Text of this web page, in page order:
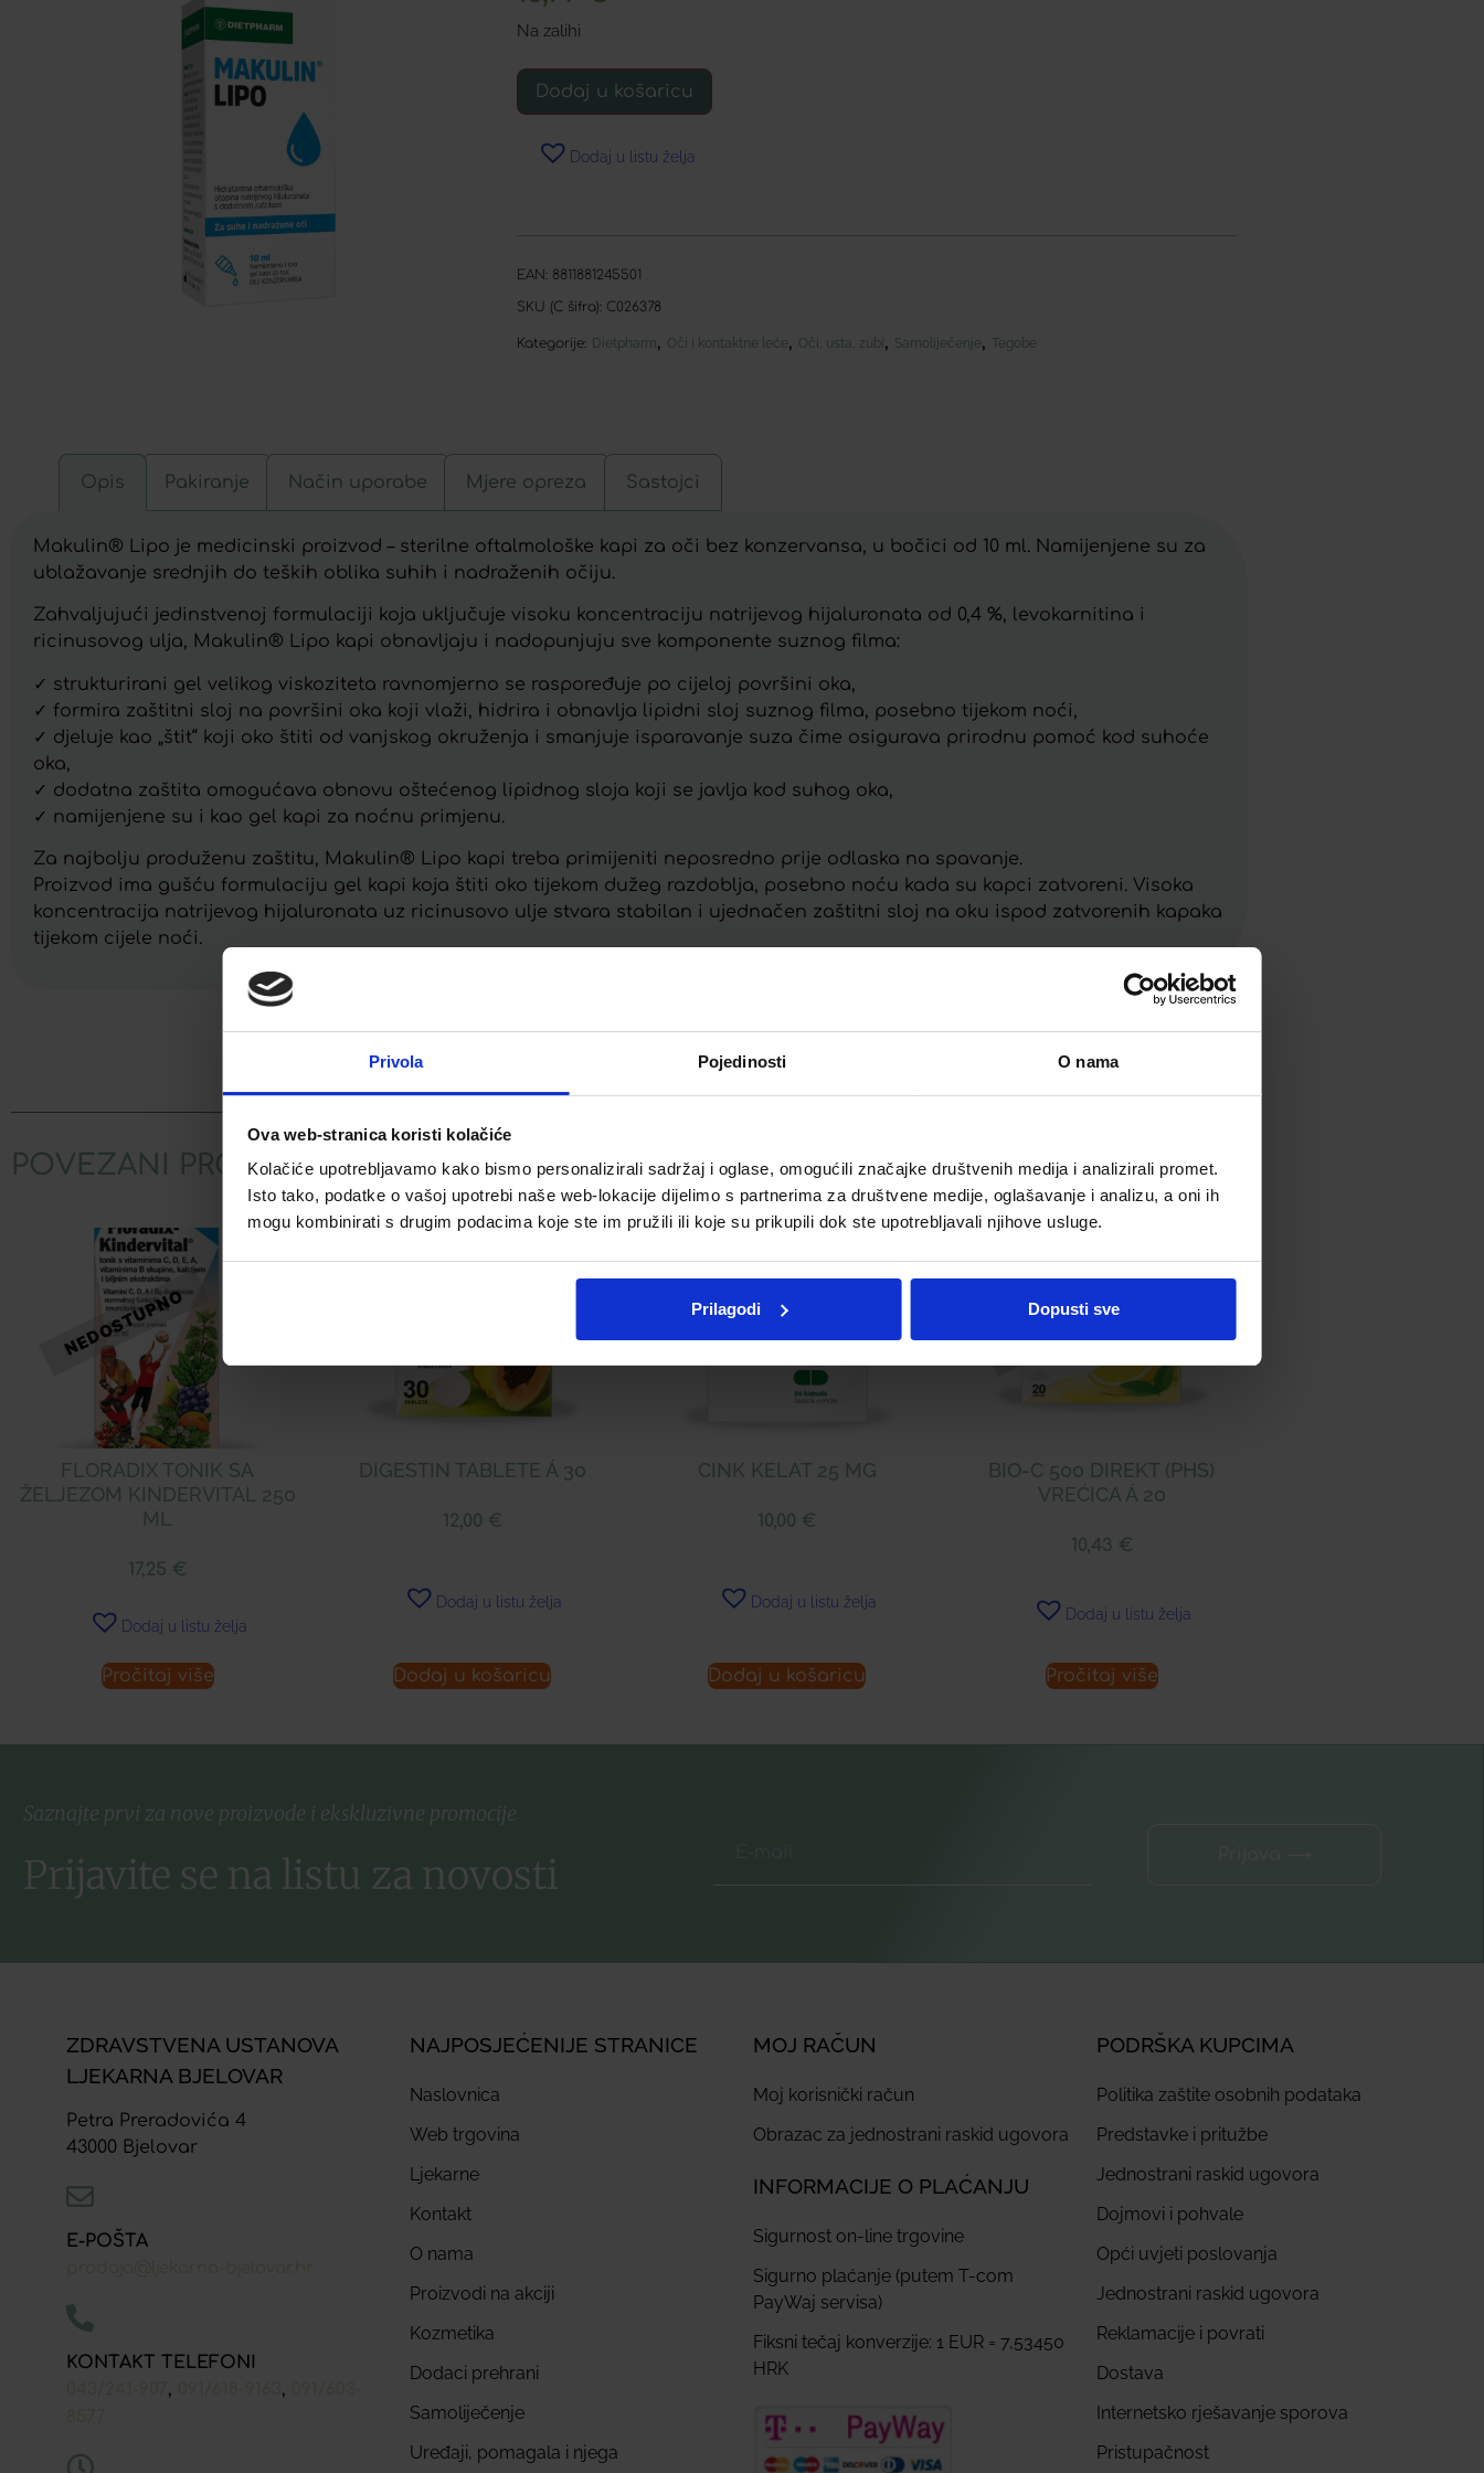
Privola Pojedinosti O nama
Ova web-stranica koristi kolačiće
Kolačiće upotrebljavamo kako bismo personalizirali sadržaj i oglase, omogućili značajke društvenih medija i analizirali promet.
Isto tako, podatke o vašoj upotrebi naše web-lokacije dijelimo s partnerima za društvene medije, oglašavanje i analizu, a oni ih
mogu kombinirati s drugim podacima koje ste im pružili ili koje su prikupili dok ste upotrebljavali njihove usluge.
Prilagodi Dopusti sve
Na zalihi
Dodaj u košaricu
Dodaj u listu želja
EAN: 8811881245501
SKU (C šifra): C026378
Kategorije: Dietpharm, Oči i kontaktne leće, Oči, usta, zubi, Samoliječenje, Tegobe
Opis Pakiranje Način uporabe Mjere opreza Sastojci
Makulin® Lipo je medicinski proizvod – sterilne oftalmološke kapi za oči bez konzervansa, u bočici od 10 ml. Namijenjene su za
ublažavanje srednjih do teških oblika suhih i nadraženih očiju.
Zahvaljujući jedinstvenoj formulaciji koja uključuje visoku koncentraciju natrijevog hijaluronata od 0,4 %, levokarnitina i
ricinusovog ulja, Makulin® Lipo kapi obnavljaju i nadopunjuju sve komponente suznog filma:
✓ strukturirani gel velikog viskoziteta ravnomjerno se raspoređuje po cijeloj površini oka,
✓ formira zaštitni sloj na površini oka koji vlaži, hidrira i obnavlja lipidni sloj suznog filma, posebno tijekom noći,
✓ djeluje kao „štit“ koji oko štiti od vanjskog okruženja i smanjuje isparavanje suza čime osigurava prirodnu pomoć kod suhoće
oka,
✓ dodatna zaštita omogućava obnovu oštećenog lipidnog sloja koji se javlja kod suhog oka,
✓ namijenjene su i kao gel kapi za noćnu primjenu.
Za najbolju produženu zaštitu, Makulin® Lipo kapi treba primijeniti neposredno prije odlaska na spavanje.
Proizvod ima gušću formulaciju gel kapi koja štiti oko tijekom dužeg razdoblja, posebno noću kada su kapci zatvoreni. Visoka
koncentracija natrijevog hijaluronata uz ricinusovo ulje stvara stabilan i ujednačen zaštitni sloj na oku ispod zatvorenih kapaka
tijekom cijele noći.
Facebook WhatsApp
POVEZANI PROIZVODI
FLORADIX TONIK SA
ŽELJEZOM KINDERVITAL 250
ML
17,25 €
Dodaj u listu želja
Pročitaj više
DIGESTIN TABLETE Á 30
12,00 €
Dodaj u listu želja
Dodaj u košaricu
CINK KELAT 25 MG
10,00 €
Dodaj u listu želja
Dodaj u košaricu
BIO-C 500 DIREKT (PHS)
VREĆICA Á 20
10,43 €
Dodaj u listu želja
Pročitaj više
Saznajte prvi za nove proizvode i ekskluzivne promocije
Prijavite se na listu za novosti
ZDRAVSTVENA USTANOVA
LJEKARNA BJELOVAR
Petra Preradovića 4
43000 Bjelovar
E-POŠTA
KONTAKT TELEFONI
, ,
NAJPOSJEĆENIJE STRANICE
Naslovnica
Web trgovina
Ljekarne
Kontakt
O nama
Proizvodi na akciji
Kozmetika
Dodaci prehrani
Samoliječenje
Uređaji, pomagala i njega
MOJ RAČUN
Moj korisnički račun
Obrazac za jednostrani raskid ugovora
INFORMACIJE O PLAĆANJU
Sigurnost on-line trgovine
Sigurno plaćanje (putem T-com
PayWaj servisa)
Fiksni tečaj konverzije: 1 EUR = 7,53450
HRK
PODRŠKA KUPCIMA
Politika zaštite osobnih podataka
Predstavke i pritužbe
Jednostrani raskid ugovora
Dojmovi i pohvale
Opći uvjeti poslovanja
Jednostrani raskid ugovora
Reklamacije i povrati
Dostava
Internetsko rješavanje sporova
Pristupačnost